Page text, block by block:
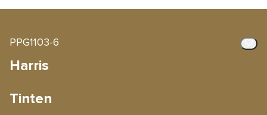
PPG1103-6
Harris
Tinten